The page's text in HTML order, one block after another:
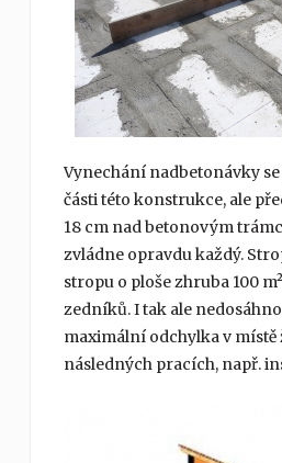
Vynechání nadbetonávky
části této konstrukce, ale
18 cm nad betonovým
zvládne opravdu každý.
stropu o ploše zhruba 100
zedníků. I tak ale
maximální odchylka v
následných pracích, např.